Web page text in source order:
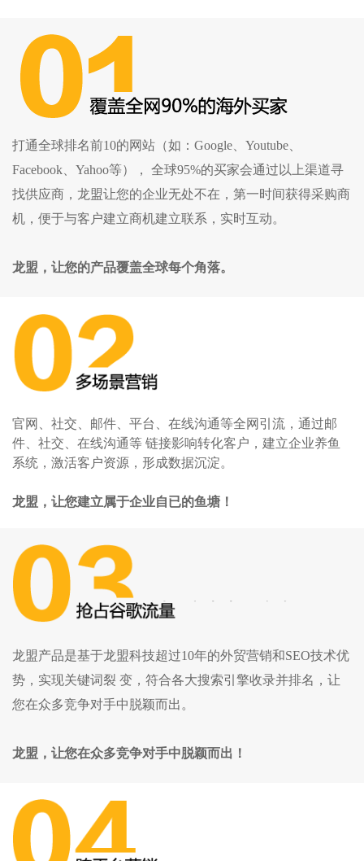
打通全球排名前10的网站（如：Google、Youtube、
Facebook、Yahoo等）， 全球95%的买家会通过以上渠道寻
找供应商，龙盟让您的企业无处不在，第一时间获得采购商
机，便于与客户建立商机建立联系，实时互动。
龙盟，让您的产品覆盖全球每个角落。
官网、社交、邮件、平台、在线沟通等全网引流，通过邮
件、社交、在线沟通等 链接影响转化客户，建立企业养鱼
系统，激活客户资源，形成数据沉淀。
龙盟，让您建立属于企业自已的鱼塘！
龙盟产品是基于龙盟科技超过10年的外贸营销和SEO技术优
势，实现关键词裂 变，符合各大搜索引擎收录并排名，让
您在众多竞争对手中脱颖而出。
龙盟，让您在众多竞争对手中脱颖而出！